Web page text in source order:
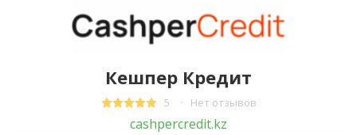
Кешпер Кредит
5 Нет отзывов
cashpercredit.kz